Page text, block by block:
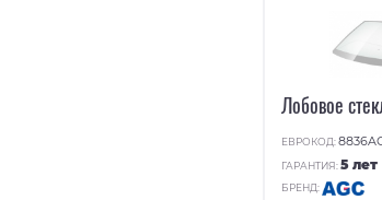
Лобовое
ЕВРОКОД:
ГАРАНТИЯ:5 лет
БРЕНД: